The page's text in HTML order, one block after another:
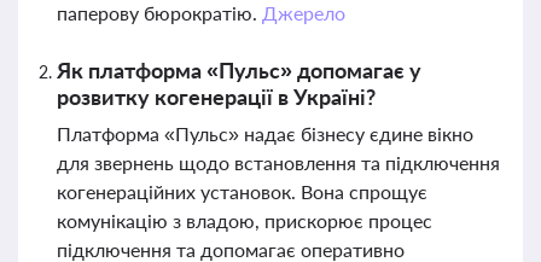
паперову бюрократію. Джерело
Як платформа «Пульс» допомагає у
розвитку когенерації в Україні?
Платформа «Пульс» надає бізнесу єдине вікно
для звернень щодо встановлення та підключення
когенераційних установок. Вона спрощує
комунікацію з владою, прискорює процес
підключення та допомагає оперативно